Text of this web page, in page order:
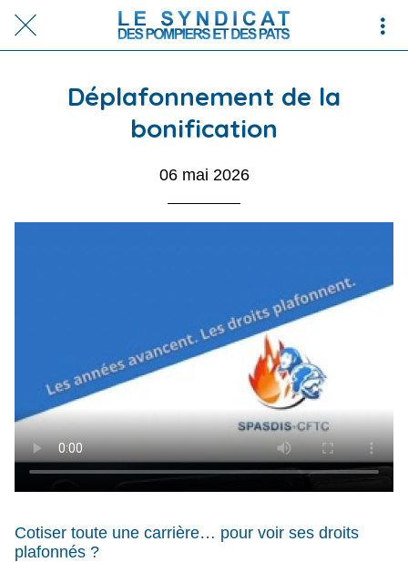
Déplafonnement de la
bonification
06 mai 2026
Cotiser toute une carrière… pour voir ses droits
plafonnés ?